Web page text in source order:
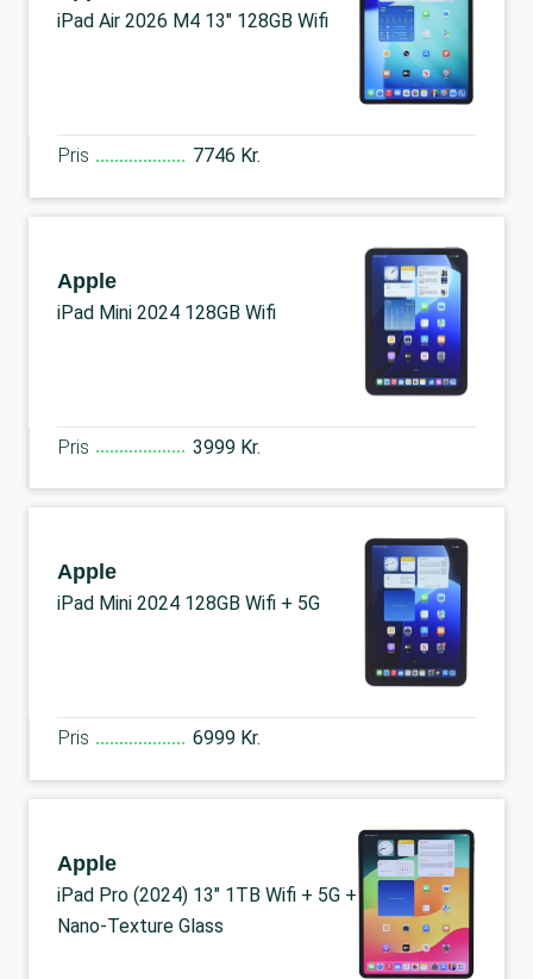
iPad Air 2026 M4 13" 128GB Wifi
Pris 7746 Kr.
Apple
iPad Mini 2024 128GB Wifi
Pris 3999 Kr.
Apple
iPad Mini 2024 128GB Wifi + 5G
Pris 6999 Kr.
Apple
iPad Pro (2024) 13" 1TB Wifi + 5G +
Nano-Texture Glass